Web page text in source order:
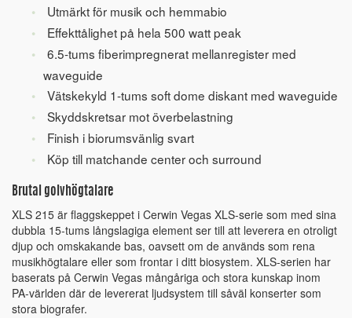
Utmärkt för musik och hemmabio
Effekttålighet på hela 500 watt peak
6.5-tums fiberimpregnerat mellanregister med
waveguide
Vätskekyld 1-tums soft dome diskant med waveguide
Skyddskretsar mot överbelastning
Finish i biorumsvänlig svart
Köp till matchande center och surround
Brutal golvhögtalare
XLS 215 är flaggskeppet i Cerwin Vegas XLS-serie som med sina
dubbla 15-tums långslagiga element ser till att leverera en otroligt
djup och omskakande bas, oavsett om de används som rena
musikhögtalare eller som frontar i ditt biosystem. XLS-serien har
baserats på Cerwin Vegas mångåriga och stora kunskap inom
PA-världen där de levererat ljudsystem till såväl konserter som
stora biografer.